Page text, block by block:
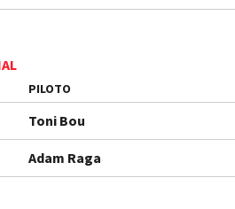
PILOTO
Toni Bou
Adam Raga